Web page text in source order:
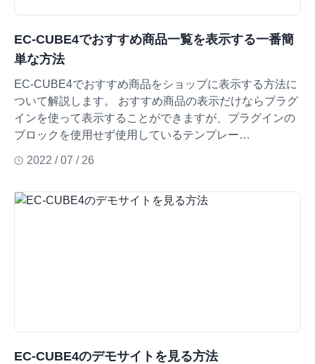
EC-CUBE4でおすすめ商品一覧を表示する一番簡
単な方法
EC-CUBE4でおすすめ商品をショップに表示する方法に
ついて解説します。 おすすめ商品の表示だけならプラグ
インを使って表示することができますが、プラグインの
ブロックを使用せず使用しているテンプレー…
2022 / 07 / 26
EC-CUBE4のデモサイトを見る方法